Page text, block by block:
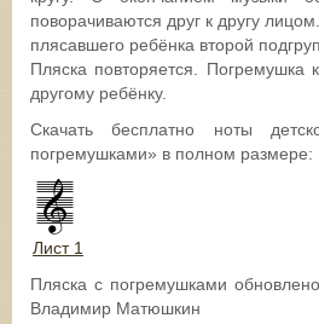
поворачиваются друг к другу
плясавшего ребёнка второй
Пляска повторяется. Погремушка
другому ребёнку.
Скачать бесплатно ноты
погремушками» в полном размере:
Лист 1
Пляска с погремушками
Владимир Матюшкин